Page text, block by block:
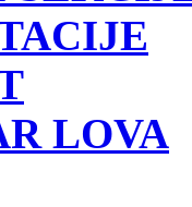
LOVA